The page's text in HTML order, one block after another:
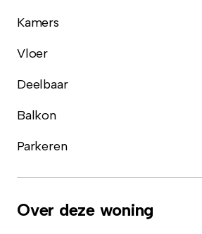
Kamers
Vloer
Deelbaar
Balkon
Parkeren
Over deze woning